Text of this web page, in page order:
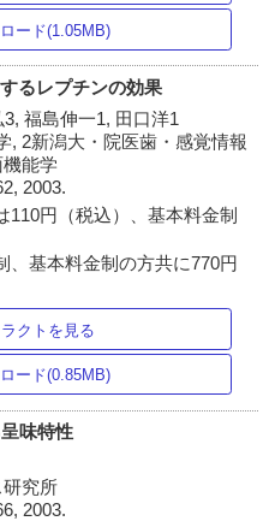
ード(1.05MB)
るレプチンの効果
福島伸一1, 田口洋1
, 2新潟大・院医歯・感覚情報
能学
2003.
110円（税込）、基本料金制
、基本料金制の方共に770円
クトを見る
ード(0.85MB)
味特性
究所
2003.